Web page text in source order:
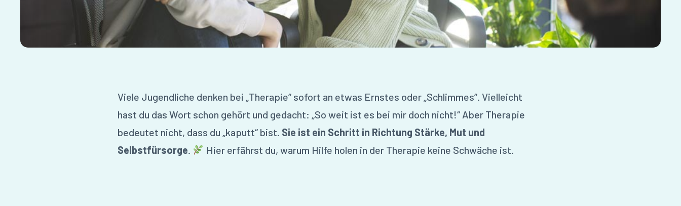
Viele Jugendliche denken bei „Therapie“ sofort an etwas Ernstes oder „Schlimmes“. Vielleicht
hast du das Wort schon gehört und gedacht: „So weit ist es bei mir doch nicht!“ Aber Therapie
bedeutet nicht, dass du „kaputt“ bist. Sie ist ein Schritt in Richtung Stärke, Mut und
Selbstfürsorge. Hier erfährst du, warum Hilfe holen in der Therapie keine Schwäche ist.